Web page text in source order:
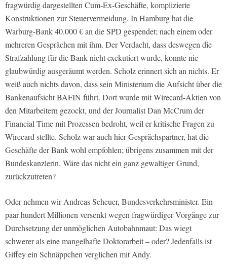
fragwürdig dargestellten Cum-Ex-Geschäfte, komplizierte
Konstruktionen zur Steuervermeidung. In Hamburg hat die
Warburg-Bank 40.000 € an die SPD gespendet; nach einem oder
mehreren Gesprächen mit ihm. Der Verdacht, dass deswegen die
Strafzahlung für die Bank nicht exekutiert wurde, konnte nie
glaubwürdig ausgeräumt werden. Scholz erinnert sich an nichts. Er
weiß auch nichts davon, dass sein Ministerium die Aufsicht über die
Bankenaufsicht BAFIN führt. Dort wurde mit Wirecard-Aktien von
den Mitarbeitern gezockt, und der Journalist Dan McCrum der
Financial Time mit Prozessen bedroht, weil er kritische Fragen zu
Wirecard stellte. Scholz war auch hier Gesprächspartner, hat die
Geschäfte der Bank wohl empfohlen; übrigens zusammen mit der
Bundeskanzlerin. Wäre das nicht ein ganz gewaltiger Grund,
zurückzutreten?
Oder nehmen wir Andreas Scheuer, Bundesverkehrsminister. Ein
paar hundert Millionen versenkt wegen fragwürdiger Vorgänge zur
Durchsetzung der unmöglichen Autobahnmaut: Das wiegt
schwerer als eine mangelhafte Doktorarbeit – oder? Jedenfalls ist
Giffey ein Schnäppchen verglichen mit Andy.